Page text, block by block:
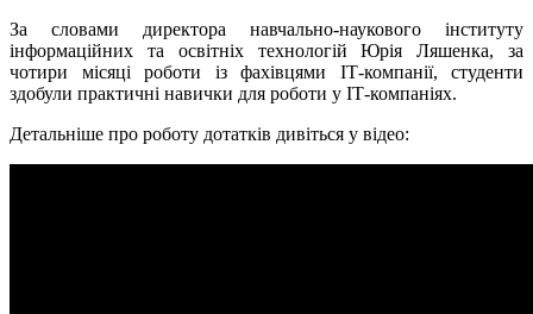
За словами директора навчально-наукового інституту
інформаційних та освітніх технологій Юрія Ляшенка, за
чотири місяці роботи із фахівцями ІТ-компанії, студенти
здобули практичні навички для роботи у ІТ-компаніях.
Детальніше про роботу дотатків дивіться у відео: